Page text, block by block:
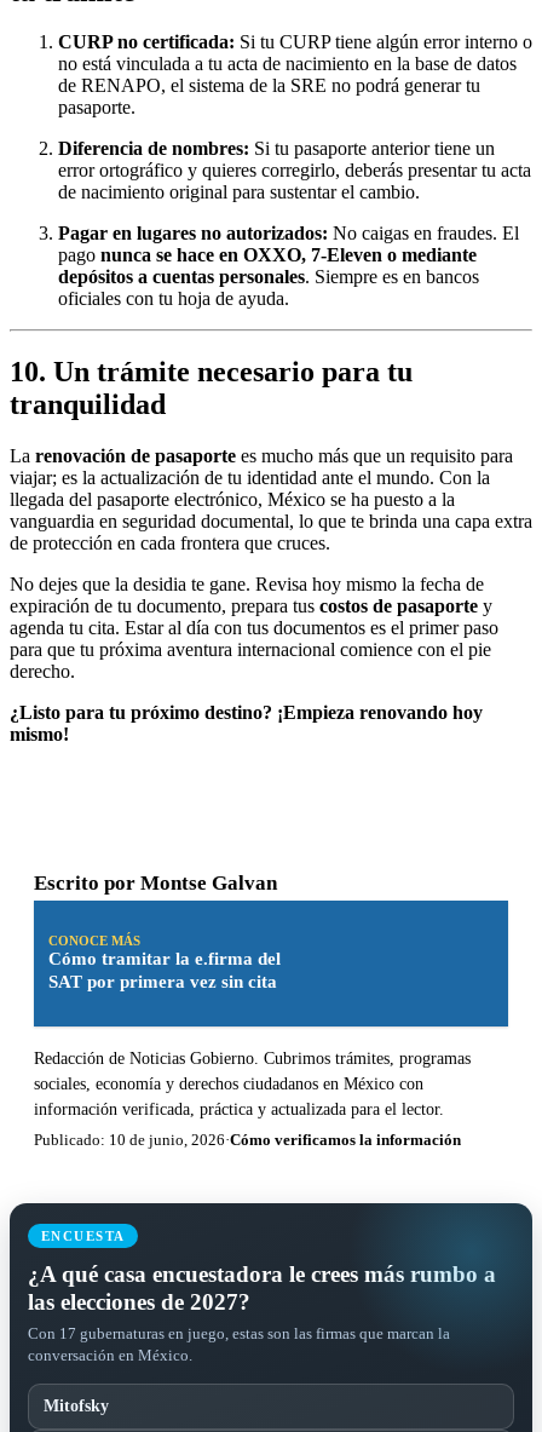
CURP no certificada: Si tu CURP tiene algún error interno o
no está vinculada a tu acta de nacimiento en la base de datos
de RENAPO, el sistema de la SRE no podrá generar tu
pasaporte.
Diferencia de nombres: Si tu pasaporte anterior tiene un
error ortográfico y quieres corregirlo, deberás presentar tu acta
de nacimiento original para sustentar el cambio.
Pagar en lugares no autorizados: No caigas en fraudes. El
pago nunca se hace en OXXO, 7-Eleven o mediante
depósitos a cuentas personales. Siempre es en bancos
oficiales con tu hoja de ayuda.
10. Un trámite necesario para tu
tranquilidad
La renovación de pasaporte es mucho más que un requisito para
viajar; es la actualización de tu identidad ante el mundo. Con la
llegada del pasaporte electrónico, México se ha puesto a la
vanguardia en seguridad documental, lo que te brinda una capa extra
de protección en cada frontera que cruces.
No dejes que la desidia te gane. Revisa hoy mismo la fecha de
expiración de tu documento, prepara tus costos de pasaporte y
agenda tu cita. Estar al día con tus documentos es el primer paso
para que tu próxima aventura internacional comience con el pie
derecho.
¿Listo para tu próximo destino? ¡Empieza renovando hoy
mismo!
Escrito por Montse Galvan
CONOCE MÁS
Cómo tramitar la e.firma del
SAT por primera vez sin cita
Redacción de Noticias Gobierno. Cubrimos trámites, programas
sociales, economía y derechos ciudadanos en México con
información verificada, práctica y actualizada para el lector.
Publicado: 10 de junio, 2026·Cómo verificamos la información
ENCUESTA
¿A qué casa encuestadora le crees más rumbo a
las elecciones de 2027?
Con 17 gubernaturas en juego, estas son las firmas que marcan la
conversación en México.
Mitofsky